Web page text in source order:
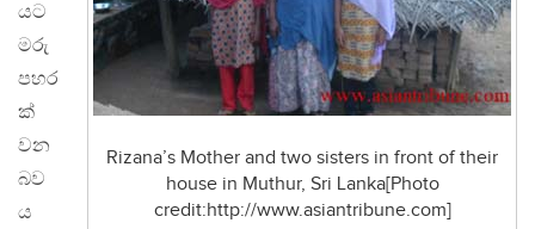
Rizana’s Mother and two sisters in front of their
house in Muthur, Sri Lanka[Photo
credit:http://www.asiantribune.com]
යට
මරු
පහර
ක්
වන
බව
ය